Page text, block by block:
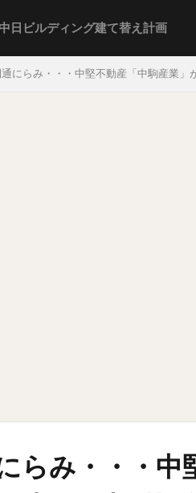
中日ビルディング建て替え計画
通にらみ・・・中堅不動産「中駒産業
らみ・・・中